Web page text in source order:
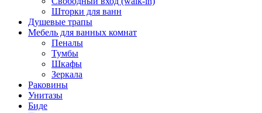
Шторки для ванн
Душевые трапы
Мебель для ванных комнат
Пеналы
Тумбы
Шкафы
Зеркала
Раковины
Унитазы
Биде